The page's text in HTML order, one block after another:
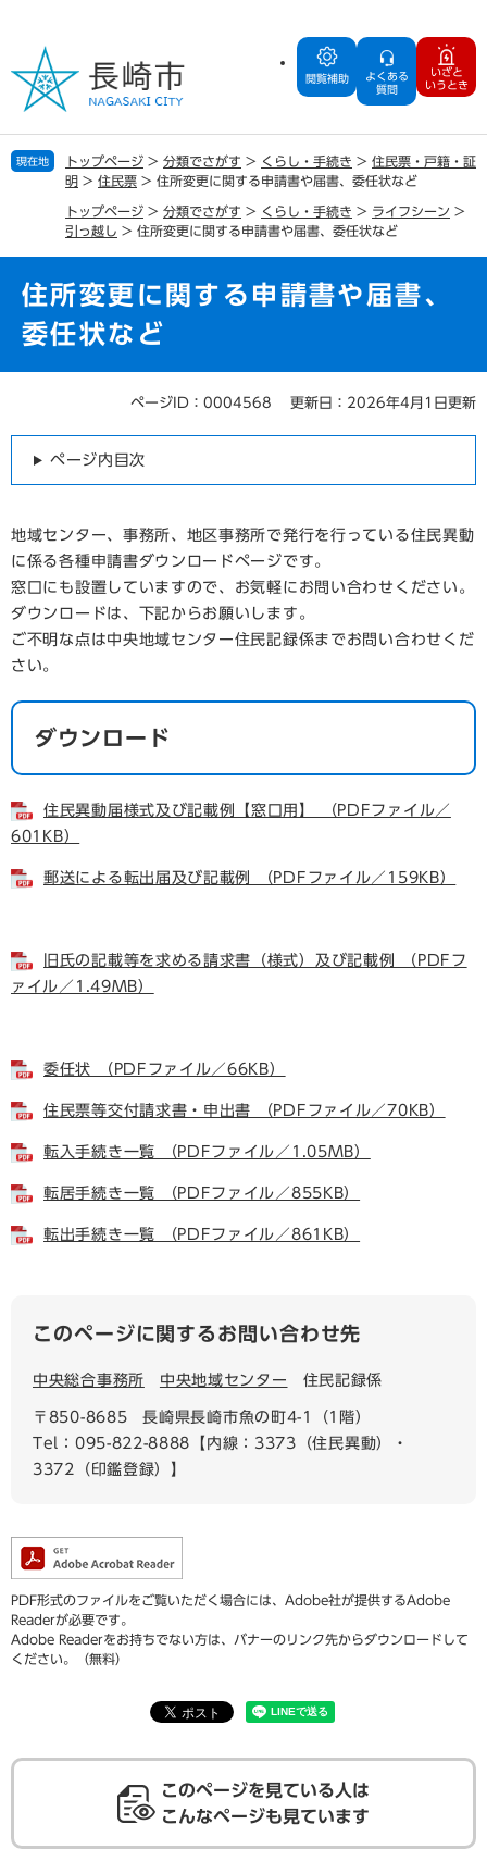
の
で
す
ー
ば
し
閲覧補助
よくある
質問
いざと
いうとき
現在地 トップページ > 分類でさがす > くらし・手続き > 住民票・戸籍・証
明 > 住民票 > 住所変更に関する申請書や届書、委任状など
トップページ > 分類でさがす > くらし・手続き > ライフシーン >
引っ越し > 住所変更に関する申請書や届書、委任状など
住所変更に関する申請書や届書、
委任状など
ページID：0004568 更新日：2026年4月1日更新
ページ内目次
地域センター、事務所、地区事務所で発行を行っている住民異動
に係る各種申請書ダウンロードページです。
窓口にも設置していますので、お気軽にお問い合わせください。
ダウンロードは、下記からお願いします。
ご不明な点は中央地域センター住民記録係までお問い合わせくだ
さい。
ダウンロード
住民異動届様式及び記載例【窓口用】 （PDFファイル／
601KB）
郵送による転出届及び記載例 （PDFファイル／159KB）
旧氏の記載等を求める請求書（様式）及び記載例 （PDFフ
ァイル／1.49MB）
委任状 （PDFファイル／66KB）
住民票等交付請求書・申出書 （PDFファイル／70KB）
転入手続き一覧 （PDFファイル／1.05MB）
転居手続き一覧 （PDFファイル／855KB）
転出手続き一覧 （PDFファイル／861KB）
このページに関するお問い合わせ先
中央総合事務所 中央地域センター 住民記録係
〒850-8685
長崎県長崎市魚の町4-1（1階）
Tel：095-822-8888【内線：3373（住民異動）・
3372（印鑑登録）】
PDF形式のファイルをご覧いただく場合には、Adobe社が提供するAdobe
Readerが必要です。
Adobe Readerをお持ちでない方は、バナーのリンク先からダウンロードして
ください。（無料）
このページを見ている人は
こんなページも見ています